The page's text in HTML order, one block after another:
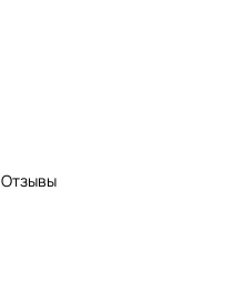
Отзывы